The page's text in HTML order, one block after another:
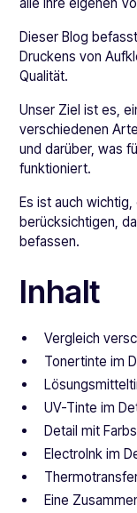
Dieser Blog
Druckens von
Qualität.
Unser Ziel ist es,
verschiedenen
und darüber, was
funktioniert.
Es ist auch
berücksichtigen,
befassen.
Inhalt
Vergleich
Tonertinte im
UV-Tinte im
Detail mit
ElectroInk im
Eine